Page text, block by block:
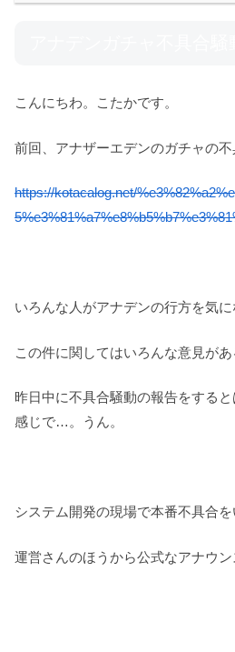
こんにちわ。こたかです。
前回、アナザーエデンのガチャの
https://kotacalog.net/
いろんな人がアナデンの行方を気
この件に関してはいろんな意見が
昨日中に不具合騒動の報告をする
感じで…。うん。
システム開発の現場で本番不具合
運営さんのほうから公式なアナウ